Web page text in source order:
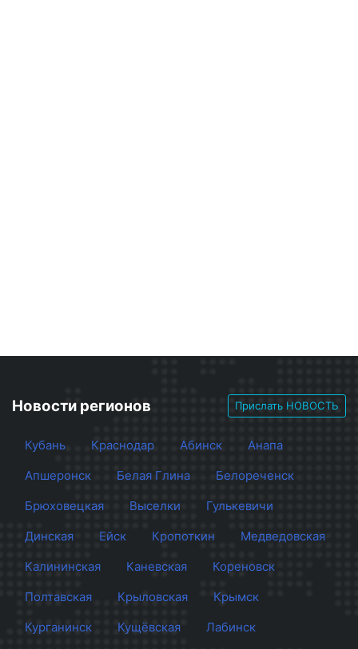
Новости регионов Прислать НОВОСТЬ
Кубань Краснодар Абинск
Анапа
Апшеронск
Белая Глина
Белореченск
Брюховецкая
Выселки
Гулькевичи
Динская
Ейск Кропоткин
Медведовская
Калининская
Каневская
Кореновск
Полтавская
Крыловская
Крымск
Курганинск
Кущёвская
Лабинск